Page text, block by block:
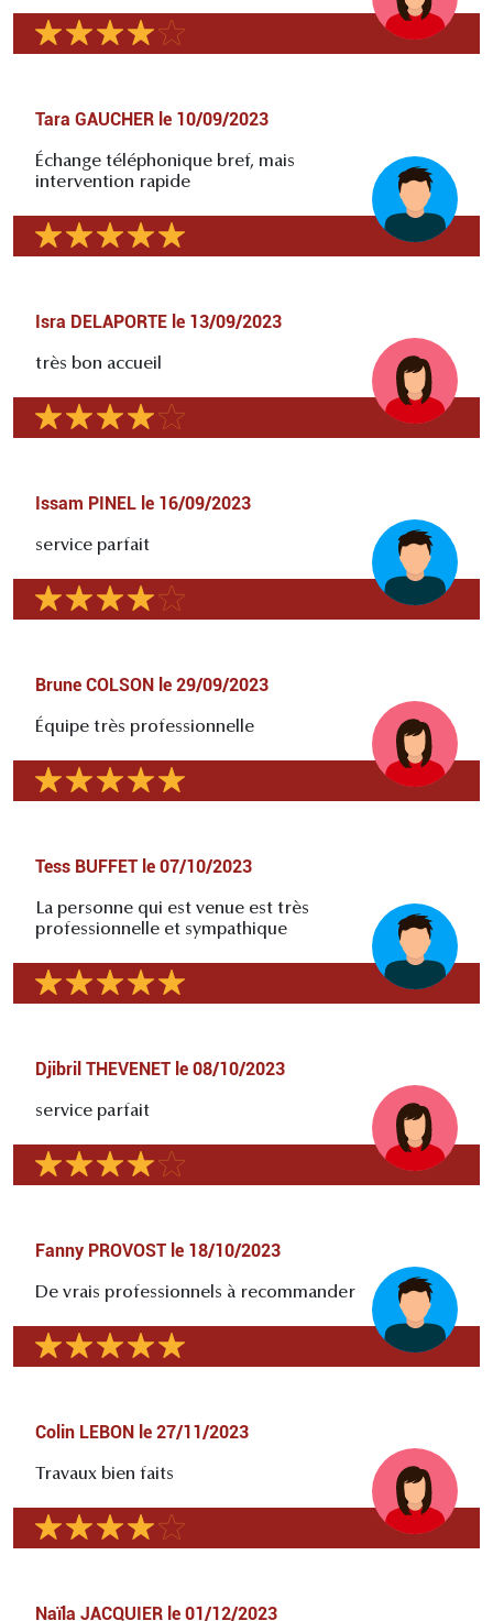
Tara GAUCHER le 10/09/2023
Échange téléphonique bref, mais
intervention rapide
Isra DELAPORTE le 13/09/2023
très bon accueil
Issam PINEL le 16/09/2023
service parfait
Brune COLSON le 29/09/2023
Équipe très professionnelle
Tess BUFFET le 07/10/2023
La personne qui est venue est très
professionnelle et sympathique
Djibril THEVENET le 08/10/2023
service parfait
Fanny PROVOST le 18/10/2023
De vrais professionnels à recommander
Colin LEBON le 27/11/2023
Travaux bien faits
Naïla JACQUIER le 01/12/2023